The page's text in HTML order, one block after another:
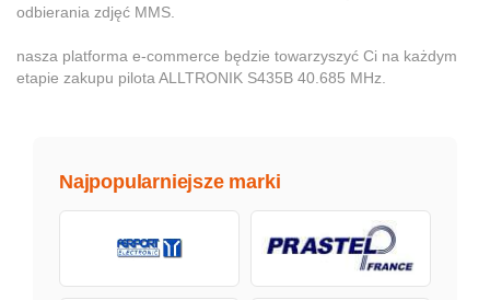
odbierania zdjęć MMS.
nasza platforma e-commerce będzie towarzyszyć Ci na każdym
etapie zakupu pilota ALLTRONIK S435B 40.685 MHz.
Najpopularniejsze marki